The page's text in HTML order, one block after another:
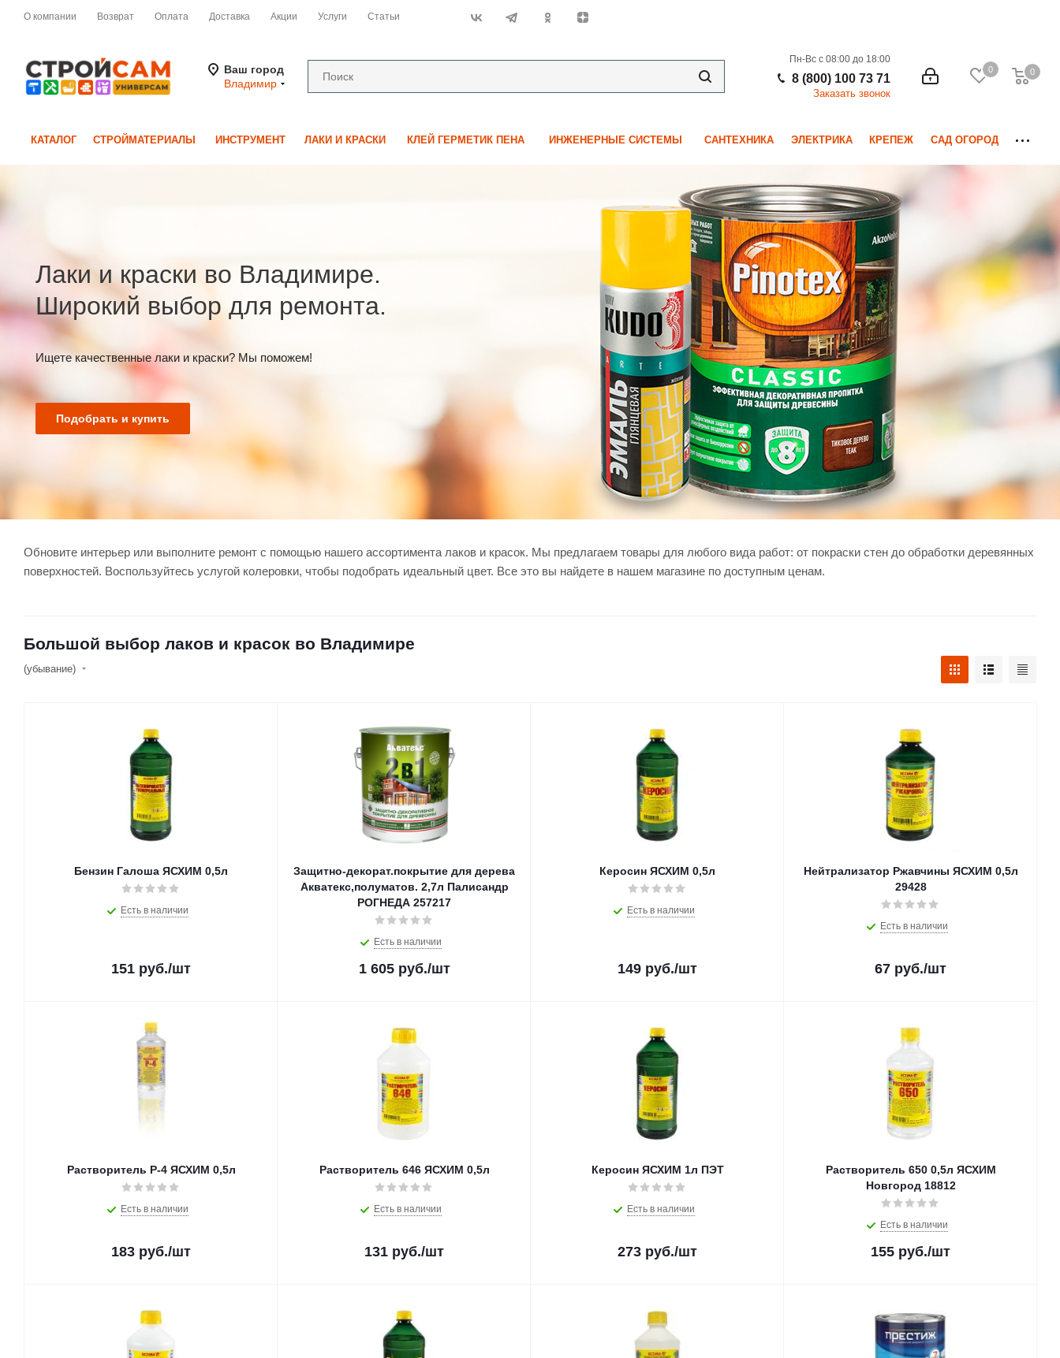
О компании Возврат Оплата Доставка Акции Услуги Статьи
Ваш город
Владимир
0 0
0
Пн-Вс с 08:00 до 18:00
8 (800) 100 73 71
Заказать звонок
КАТАЛОГ СТРОЙМАТЕРИАЛЫ ИНСТРУМЕНТ ЛАКИ И КРАСКИ КЛЕЙ ГЕРМЕТИК ПЕНА ИНЖЕНЕРНЫЕ СИСТЕМЫ САНТЕХНИКА ЭЛЕКТРИКА КРЕПЕЖ САД ОГОРОД
Лаки и краски во Владимире.
Широкий выбор для ремонта.
Ищете качественные лаки и краски? Мы поможем!
Подобрать и купить
Обновите интерьер или выполните ремонт с помощью нашего ассортимента лаков и красок. Мы предлагаем товары для любого вида работ: от покраски стен до обработки деревянных
поверхностей. Воспользуйтесь услугой колеровки, чтобы подобрать идеальный цвет. Все это вы найдете в нашем магазине по доступным ценам.
Большой выбор лаков и красок во Владимире
(убывание)
Бензин Галоша ЯСХИМ 0,5л
Есть в наличии
151 руб./шт
Защитно-декорат.покрытие для дерева
Акватекс,полуматов. 2,7л Палисандр
РОГНЕДА 257217
Есть в наличии
1 605руб./шт
Керосин ЯСХИМ 0,5л
Есть в наличии
149 руб./шт
Нейтрализатор Ржавчины ЯСХИМ 0,5л
29428
Есть в наличии
67 руб./шт
Растворитель Р-4 ЯСХИМ 0,5л
Есть в наличии
183 руб./шт
Растворитель 646 ЯСХИМ 0,5л
Есть в наличии
131 руб./шт
Керосин ЯСХИМ 1л ПЭТ
Есть в наличии
273 руб./шт
Растворитель 650 0,5л ЯСХИМ
Новгород 18812
Есть в наличии
155 руб./шт